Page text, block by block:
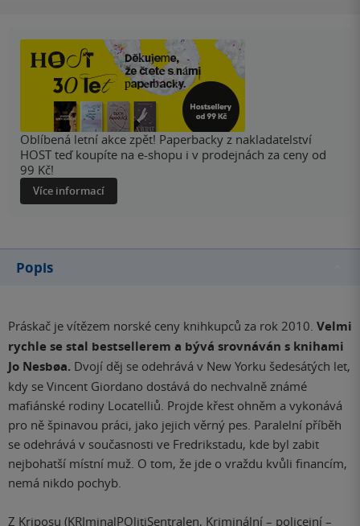
Oblíbená letní akce zpět! Paperbacky z nakladatelství
HOST teď koupíte na e-shopu i v prodejnách za ceny od
99 Kč!
Více informací
Popis
Práskač je vítězem norské ceny knihkupců za rok 2010. Velmi
rychle se stal bestsellerem a bývá srovnáván s knihami
Jo Nesbøa. Dvojí děj se odehrává v New Yorku šedesátých let,
kdy se Vincent Giordano dostává do nechvalně známé
mafiánské rodiny Locatelliů. Projde křest ohněm a vykonává
pro ně špinavou práci, jako jejich věrný pes. Paralelní příběh
se odehrává v současnosti ve Fredrikstadu, kde byl zabit
nejbohatší místní muž. O tom, že jde o vraždu kvůli financím,
nemá nikdo pochyb.
Z Kriposu (KRIminalPOlitiSentralen, Kriminální – policejní –